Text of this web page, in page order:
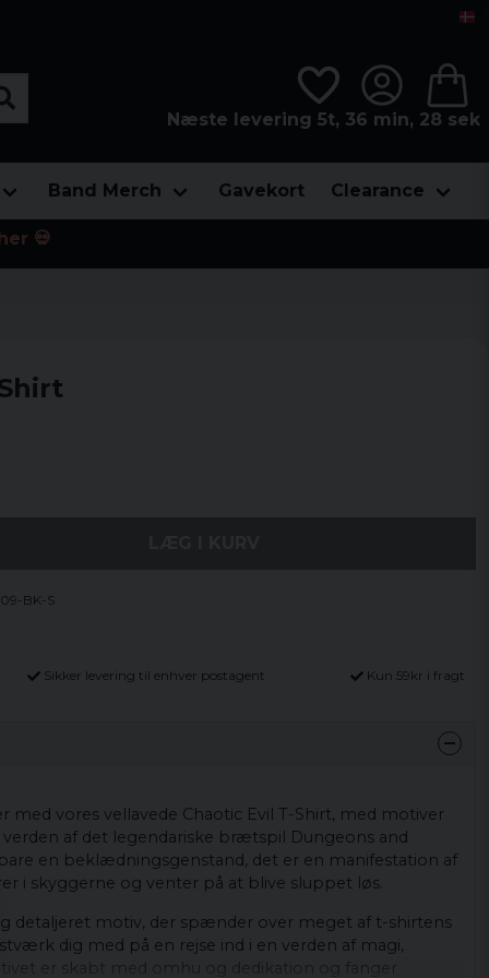
Næste levering 5t, 36 min, 27 sek
Band Merch Gavekort Clearance
💀
BK-S
Sikker levering til enhver postagent Kun 59kr i fragt
med vores vellavede Chaotic Evil T-Shirt, med motiver
af ​​det legendariske brætspil Dungeons and
en beklædningsgenstand, det er en manifestation af
i skyggerne og venter på at blive sluppet løs.
detaljeret motiv, der spænder over meget af t-shirtens
dig med på en rejse ind i en verden af ​​magi,
er skabt med omhu og dedikation og fanger